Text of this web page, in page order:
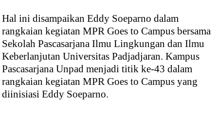
Hal ini disampaikan Eddy Soeparno dalam
rangkaian kegiatan MPR Goes to Campus bersama
Sekolah Pascasarjana Ilmu Lingkungan dan Ilmu
Keberlanjutan Universitas Padjadjaran. Kampus
Pascasarjana Unpad menjadi titik ke-43 dalam
rangkaian kegiatan MPR Goes to Campus yang
diinisiasi Eddy Soeparno.